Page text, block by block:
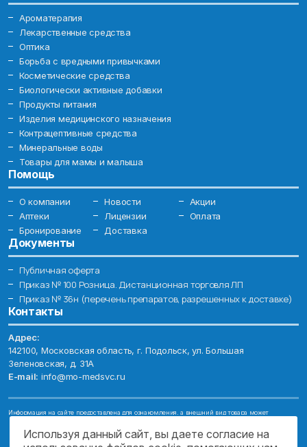
Ароматерапия
Лекарственные средства
Оптика
Борьба с вредными привычками
Косметические средства
Биологически активные добавки
Продукты питания
Изделия медицинского назначения
Контрацептивные средства
Минеральные воды
Товары для мамы и малыша
Помощь
О компании Новости
Акции
Аптеки
Лицензии
Оплата
Бронирование
Доставка
Документы
Публичная оферта
Приказ № 100 Розница. Дистанционная торговля ЛП
Приказ № 36н (перечень препаратов, разрешенных к доставке)
Контакты
Адрес:
142100, Московская область, г. Подольск, ул. Большая
Зеленовская, д. 31А
E-mail: info@mo-medsvc.ru
Информация на сайте предоставлена для ознакомления, а внешний вид товара может
Имеются противопоказания, проконсультируйтесь со специалистом!
Используя данный сайт, вы даете согласие на